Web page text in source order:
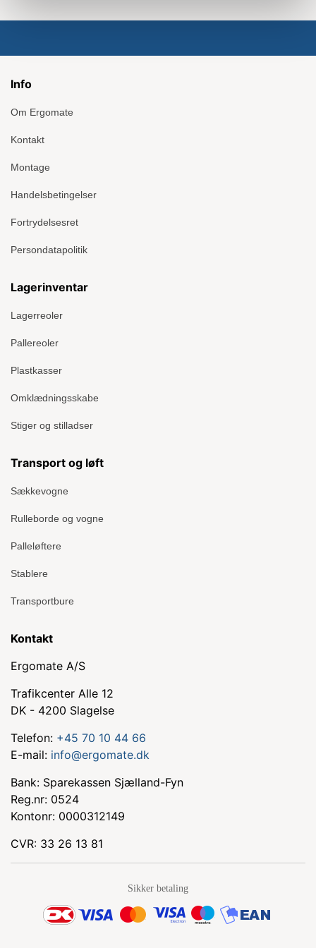
Info
Om Ergomate
Kontakt
Montage
Handelsbetingelser
Fortrydelsesret
Persondatapolitik
Lagerinventar
Lagerreoler
Pallereoler
Plastkasser
Omklædningsskabe
Stiger og stilladser
Transport og løft
Sækkevogne
Rulleborde og vogne
Palleløftere
Stablere
Transportbure
Kontakt
Ergomate A/S
Trafikcenter Alle 12
DK - 4200 Slagelse
Telefon: +45 70 10 44 66
E-mail: info@ergomate.dk
Bank: Sparekassen Sjælland-Fyn
Reg.nr: 0524
Kontonr: 0000312149
CVR: 33 26 13 81
Sikker betaling